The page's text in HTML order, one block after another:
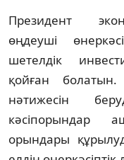
Президент
өңдеуші
шетелдік
қойған
нәтижесін
кәсіпорындар
орындары